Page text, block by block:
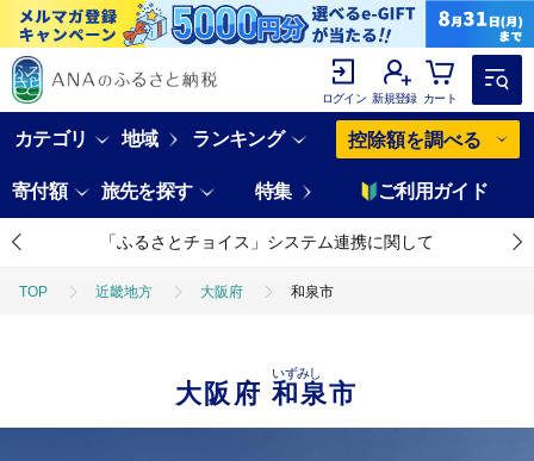
ログイン 新規登録 カート
カテゴリ 地域 ランキング 控除額を調べる
寄付額 旅先を探す 特集 ご利用ガイド
「ふるさとチョイス」システム連携に関して
TOP 近畿地方 大阪府 和泉市
大阪府和泉市
いずみし